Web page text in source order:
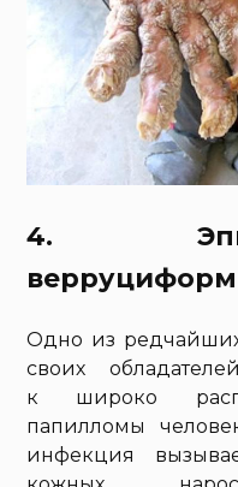
4.
Одно из
своих
к широко
папилломы
инфекция